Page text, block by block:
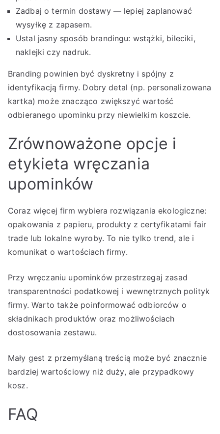
Zadbaj o termin dostawy — lepiej zaplanować
wysyłkę z zapasem.
Ustal jasny sposób brandingu: wstążki, bileciki,
naklejki czy nadruk.
Branding powinien być dyskretny i spójny z
identyfikacją firmy. Dobry detal (np. personalizowana
kartka) może znacząco zwiększyć wartość
odbieranego upominku przy niewielkim koszcie.
Zrównoważone opcje i
etykieta wręczania
upominków
Coraz więcej firm wybiera rozwiązania ekologiczne:
opakowania z papieru, produkty z certyfikatami fair
trade lub lokalne wyroby. To nie tylko trend, ale i
komunikat o wartościach firmy.
Przy wręczaniu upominków przestrzegaj zasad
transparentności podatkowej i wewnętrznych polityk
firmy. Warto także poinformować odbiorców o
składnikach produktów oraz możliwościach
dostosowania zestawu.
Mały gest z przemyślaną treścią może być znacznie
bardziej wartościowy niż duży, ale przypadkowy
kosz.
FAQ